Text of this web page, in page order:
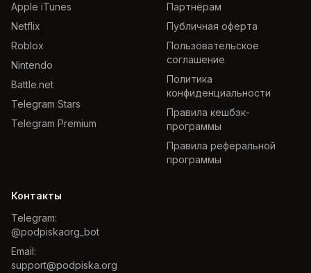
Apple iTunes
Netflix
Roblox
Nintendo
Battle.net
Telegram Stars
Telegram Premium
Партнёрам
Публичная оферта
Пользовательское
соглашение
Политика
конфиденциальности
Правила кешбэк-
программы
Правила реферальной
программы
Контакты
Telegram:
@podpiskaorg_bot
Email:
support@podpiska.org